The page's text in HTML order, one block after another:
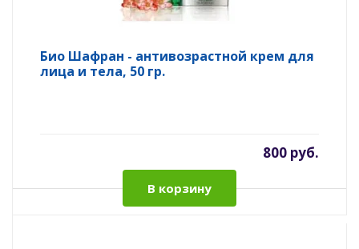
Био Шафран - антивозрастной крем для
лица и тела, 50 гр.
800 руб.
В корзину